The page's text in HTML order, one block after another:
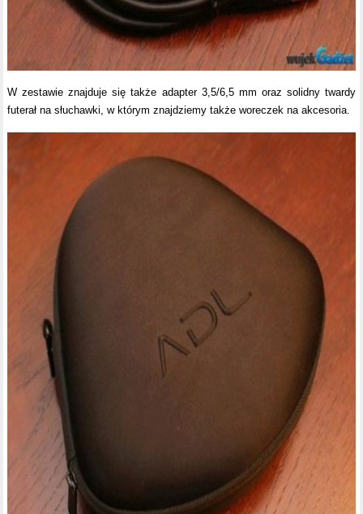
W zestawie znajduje się także adapter 3,5/6,5 mm oraz solidny twardy
futerał na słuchawki, w którym znajdziemy także woreczek na akcesoria.